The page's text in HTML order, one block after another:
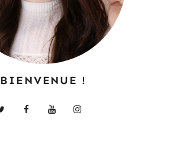
BIENVENUE !